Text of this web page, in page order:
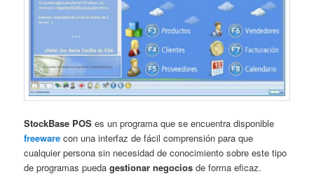
StockBase POS es un programa que se encuentra disponible
freeware con una interfaz de fácil comprensión para que
cualquier persona sin necesidad de conocimiento sobre este tipo
de programas puedagestionar negocios de forma eficaz.